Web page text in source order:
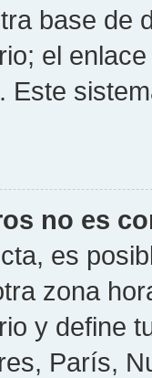
base de
el
Este
no es
es
zona
y define
París,